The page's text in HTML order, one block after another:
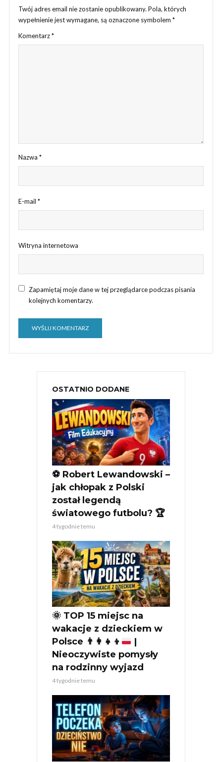
Twój adres email nie zostanie opublikowany. Pola, których
wypełnienie jest wymagane, są oznaczone symbolem *
Komentarz*
Nazwa *
E-mail *
Witryna internetowa
Zapamiętaj moje dane w tej przeglądarce podczas pisania
kolejnych komentarzy.
OSTATNIO DODANE
⚽ Robert Lewandowski –
jak chłopak z Polski
został legendą
światowego futbolu? 🏆
4 tygodnie temu
🌞 TOP 15 miejsc na
wakacje z dzieckiem w
Polsce 👨‍👩‍👧‍👦
|
Nieoczywiste pomysły
na rodzinny wyjazd
4 tygodnie temu